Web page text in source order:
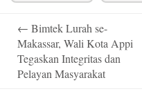
navigation
← Bimtek Lurah se-
Makassar, Wali Kota Appi
Tegaskan Integritas dan
Pelayan Masyarakat